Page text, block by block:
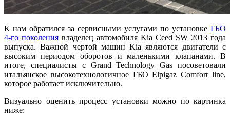
К нам обратился за сервисными услугами по установке ГБО
4-го поколения владелец автомобиля Kia Ceed SW 2013 года
выпуска. Важной чертой машин Kia являются двигатели с
высоким периодом оборотов и маленькими клапанами. В
итоге, специалисты с Grand Technology Gas посоветовали
итальянское высокотехнологичное ГБО Elpigaz Comfort line,
которое работает исключительно.
Визуально оценить процесс установки можно по картинка
ниже: